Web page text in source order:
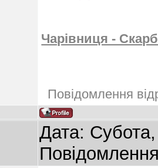
Чарівниця -
Повідомлення
Дата: